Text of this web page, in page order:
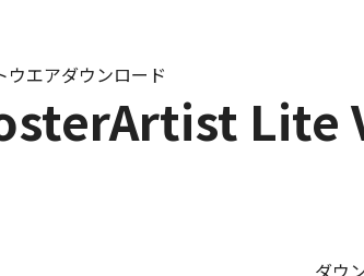
Lite
ウエアダウンロード
ダウ